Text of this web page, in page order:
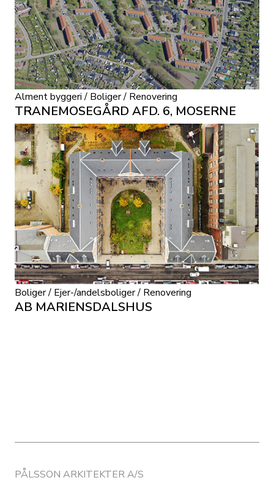
Alment byggeri / Boliger / Renovering
TRANEMOSEGÅRD AFD. 6, MOSERNE
Boliger / Ejer-/andelsboliger / Renovering
AB MARIENSDALSHUS
PÅLSSON ARKITEKTER A/S